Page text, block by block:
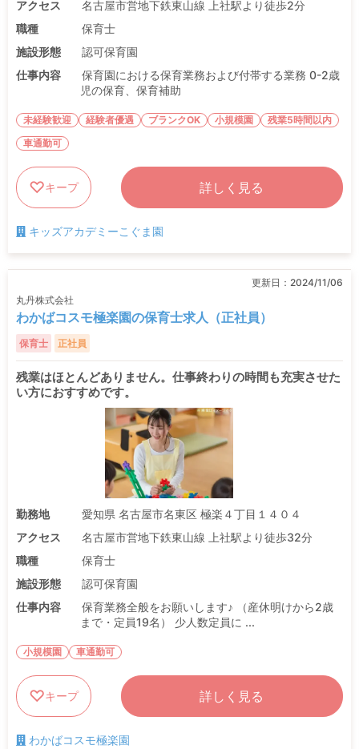
アクセス
名古屋市営地下鉄東山線 上社駅より徒歩2分
職種
保育士
施設形態
認可保育園
仕事内容
保育園における保育業務および付帯する業務 0-2歳
児の保育、保育補助
未経験歓迎 経験者優遇 ブランクOK 小規模園
残業5時間以内
車通勤可
キープ 詳しく見る
キッズアカデミーこぐま園
更新日： 2024/11/06
丸丹株式会社
わかばコスモ極楽園の保育士求人（正社員）
保育士 正社員
残業はほとんどありません。仕事終わりの時間も充実させた
い方におすすめです。
勤務地
愛知県 名古屋市名東区 極楽４丁目１４０４
アクセス
名古屋市営地下鉄東山線 上社駅より徒歩32分
職種
保育士
施設形態
認可保育園
仕事内容
保育業務全般をお願いします♪ （産休明けから2歳
まで・定員19名） 少人数定員に ...
小規模園 車通勤可
キープ 詳しく見る
わかばコスモ極楽園